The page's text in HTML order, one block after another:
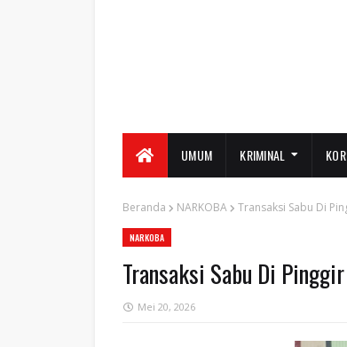
UMUM KRIMINAL
Beranda NARKOBA Transaksi Sabu Di
NARKOBA
Transaksi Sabu Di
Mei 20, 2026